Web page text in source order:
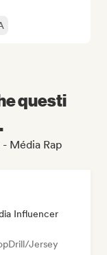
questi
Média Rap
Influencer
Drill/Jersey